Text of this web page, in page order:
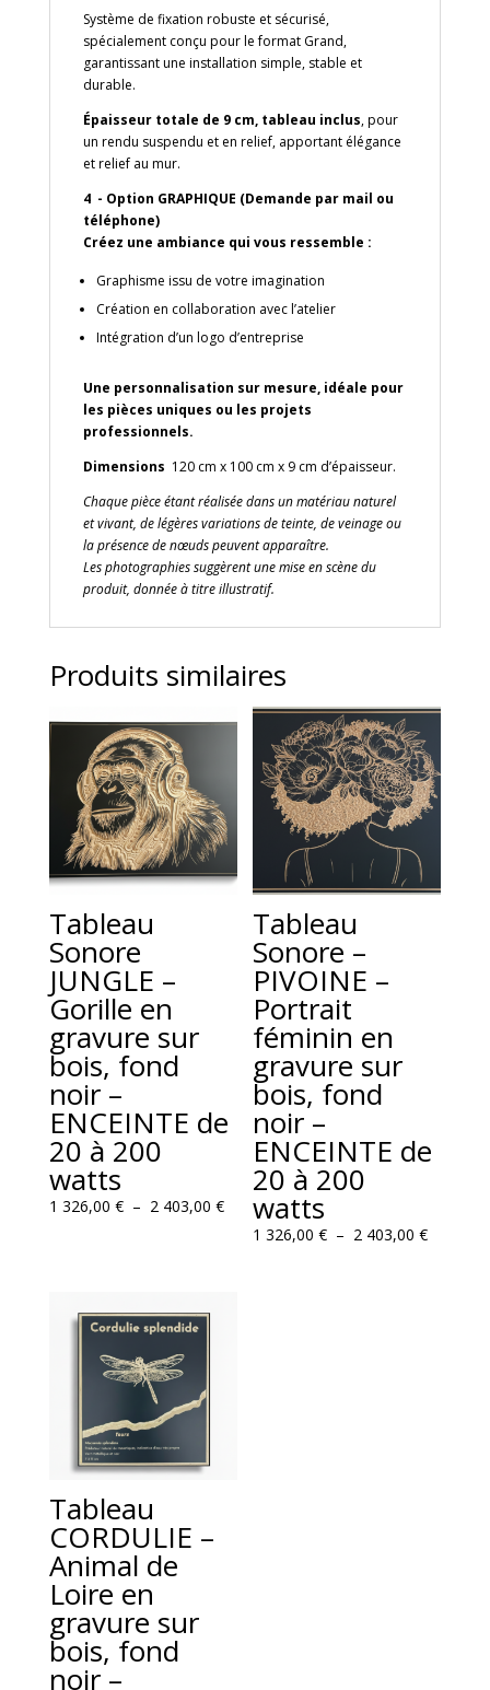
Système de fixation robuste et sécurisé,
spécialement conçu pour le format Grand,
garantissant une installation simple, stable et
durable.
Épaisseur totale de 9 cm, tableau inclus, pour
un rendu suspendu et en relief, apportant élégance
et relief au mur.
4 - Option GRAPHIQUE (Demande par mail ou
téléphone)
Créez une ambiance qui vous ressemble :
Graphisme issu de votre imagination
Création en collaboration avec l’atelier
Intégration d’un logo d’entreprise
Une personnalisation sur mesure, idéale pour
les pièces uniques ou les projets
professionnels.
Dimensions 120 cm x 100 cm x 9 cm d’épaisseur.
Chaque pièce étant réalisée dans un matériau naturel
et vivant, de légères variations de teinte, de veinage ou
la présence de nœuds peuvent apparaître.
Les photographies suggèrent une mise en scène du
produit, donnée à titre illustratif.
Produits similaires
Tableau
Sonore
JUNGLE –
Gorille en
gravure sur
bois, fond
noir –
ENCEINTE de
20 à 200
watts
1 326,00 € – 2 403,00 €Plage
Tableau
Sonore –
PIVOINE –
Portrait
féminin en
gravure sur
bois, fond
noir –
ENCEINTE de
20 à 200
watts
1 326,00€ – 2 403,00€Plage
Tableau
CORDULIE –
Animal de
Loire en
gravure sur
bois, fond
noir –